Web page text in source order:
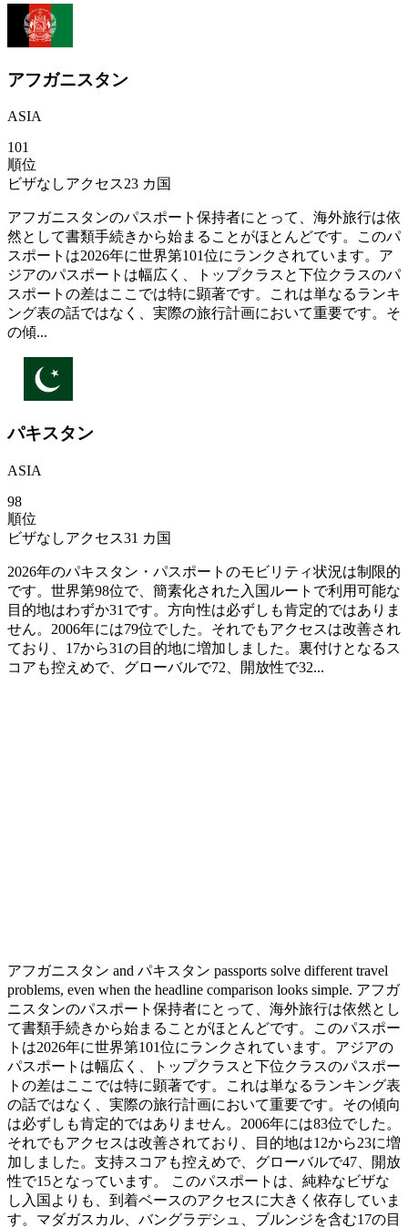
アフガニスタン
ASIA
101
順位
ビザなしアクセス23 カ国
アフガニスタンのパスポート保持者にとって、海外旅行は依
然として書類手続きから始まることがほとんどです。このパ
スポートは2026年に世界第101位にランクされています。ア
ジアのパスポートは幅広く、トップクラスと下位クラスのパ
スポートの差はここでは特に顕著です。これは単なるランキ
ング表の話ではなく、実際の旅行計画において重要です。そ
の傾...
パキスタン
ASIA
98
順位
ビザなしアクセス31 カ国
2026年のパキスタン・パスポートのモビリティ状況は制限的
です。世界第98位で、簡素化された入国ルートで利用可能な
目的地はわずか31です。方向性は必ずしも肯定的ではありま
せん。2006年には79位でした。それでもアクセスは改善され
ており、17から31の目的地に増加しました。裏付けとなるス
コアも控えめで、グローバルで72、開放性で32...
アフガニスタン and パキスタン passports solve different travel
problems, even when the headline comparison looks simple. アフガ
ニスタンのパスポート保持者にとって、海外旅行は依然とし
て書類手続きから始まることがほとんどです。このパスポー
トは2026年に世界第101位にランクされています。アジアの
パスポートは幅広く、トップクラスと下位クラスのパスポー
トの差はここでは特に顕著です。これは単なるランキング表
の話ではなく、実際の旅行計画において重要です。その傾向
は必ずしも肯定的ではありません。2006年には83位でした。
それでもアクセスは改善されており、目的地は12から23に増
加しました。支持スコアも控えめで、グローバルで47、開放
性で15となっています。 このパスポートは、純粋なビザな
し入国よりも、到着ベースのアクセスに大きく依存していま
す。マダガスカル、バングラデシュ、ブルンジを含む17の目